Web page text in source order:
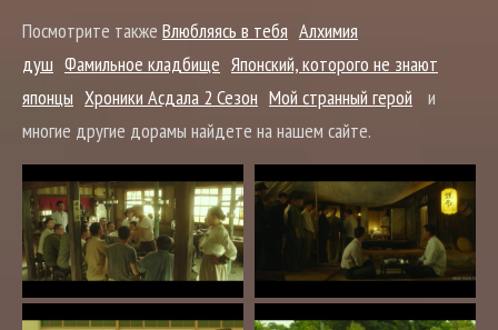
Посмотрите также Влюбляясь в тебя Алхимия
душ Фамильное кладбище Японский, которого не знают
японцы Хроники Асдала 2 Сезон Мой странный герой
и
многие другие дорамы найдете на нашем сайте.